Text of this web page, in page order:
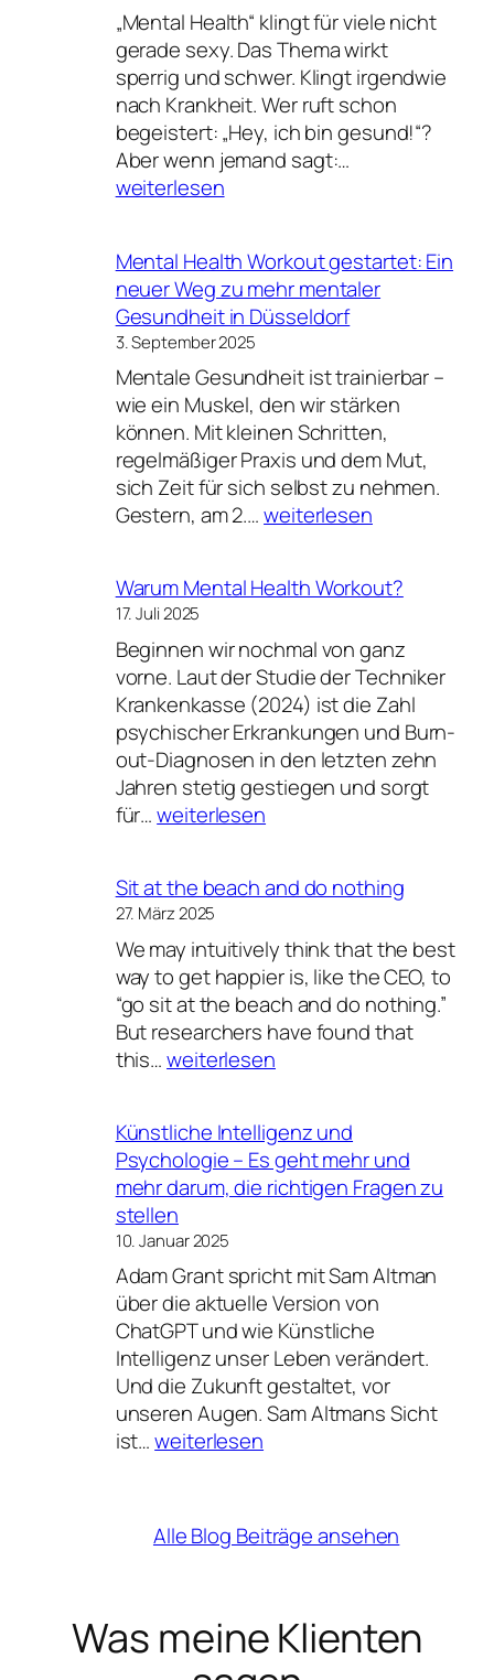
Links,
Bücher
und
Modelle
des
Samsonov
„Mental Health“ klingt für viele nicht
gerade sexy. Das Thema wirkt
sperrig und schwer. Klingt irgendwie
nach Krankheit. Wer ruft schon
begeistert: „Hey, ich bin gesund!“?
Aber wenn jemand sagt:…
Trainiere
deine
wie
Muskeln
weiterlesen
Mental Health Workout gestartet: Ein
neuer Weg zu mehr mentaler
Gesundheit in Düsseldorf
3. September 2025
Mentale Gesundheit ist trainierbar –
wie ein Muskel, den wir stärken
können. Mit kleinen Schritten,
regelmäßiger Praxis und dem Mut,
sich Zeit für sich selbst zu nehmen.
Gestern, am 2.…Mental
gestartet:
neuer
Weg
zu
mehr
mentaler
Gesundheit
in
weiterlesen
Warum Mental Health Workout?
17. Juli 2025
Beginnen wir nochmal von ganz
vorne. Laut der Studie der Techniker
Krankenkasse (2024) ist die Zahl
psychischer Erkrankungen und Burn-
out-Diagnosen in den letzten zehn
Jahren stetig gestiegen und sorgt
für…Warum
Workout?
weiterlesen
Sit at the beach and do nothing
27. März 2025
We may intuitively think that the best
way to get happier is, like the CEO, to
“go sit at the beach and do nothing.”
But researchers have found that
this…Sit
beach
and
do
nothing
weiterlesen
Künstliche Intelligenz und
Psychologie – Es geht mehr und
mehr darum, die richtigen Fragen zu
stellen
10. Januar 2025
Adam Grant spricht mit Sam Altman
über die aktuelle Version von
ChatGPT und wie Künstliche
Intelligenz unser Leben verändert.
Und die Zukunft gestaltet, vor
unseren Augen. Sam Altmans Sicht
ist…Künstliche
Psychologie
–
mehr
und
weiterlesen
Alle Blog Beiträge ansehen
Was meine Klienten